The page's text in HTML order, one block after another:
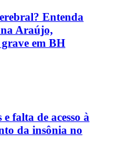
Entenda
Araújo,
em BH
falta de acesso à
da insônia no